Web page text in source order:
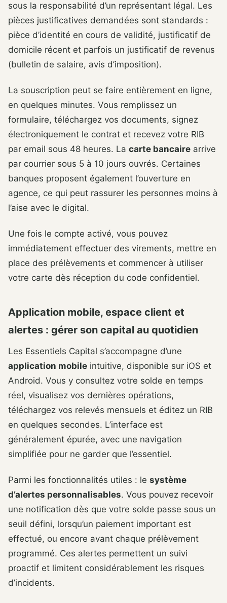
sous la responsabilité d’un représentant légal. Les
pièces justificatives demandées sont standards :
pièce d’identité en cours de validité, justificatif de
domicile récent et parfois un justificatif de revenus
(bulletin de salaire, avis d’imposition).
La souscription peut se faire entièrement en ligne,
en quelques minutes. Vous remplissez un
formulaire, téléchargez vos documents, signez
électroniquement le contrat et recevez votre RIB
par email sous 48 heures. La carte bancaire arrive
par courrier sous 5 à 10 jours ouvrés. Certaines
banques proposent également l’ouverture en
agence, ce qui peut rassurer les personnes moins à
l’aise avec le digital.
Une fois le compte activé, vous pouvez
immédiatement effectuer des virements, mettre en
place des prélèvements et commencer à utiliser
votre carte dès réception du code confidentiel.
Application mobile, espace client et
alertes : gérer son capital au quotidien
Les Essentiels Capital s’accompagne d’une
application mobile intuitive, disponible sur iOS et
Android. Vous y consultez votre solde en temps
réel, visualisez vos dernières opérations,
téléchargez vos relevés mensuels et éditez un RIB
en quelques secondes. L’interface est
généralement épurée, avec une navigation
simplifiée pour ne garder que l’essentiel.
Parmi les fonctionnalités utiles : le système
d’alertes personnalisables. Vous pouvez recevoir
une notification dès que votre solde passe sous un
seuil défini, lorsqu’un paiement important est
effectué, ou encore avant chaque prélèvement
programmé. Ces alertes permettent un suivi
proactif et limitent considérablement les risques
d’incidents.